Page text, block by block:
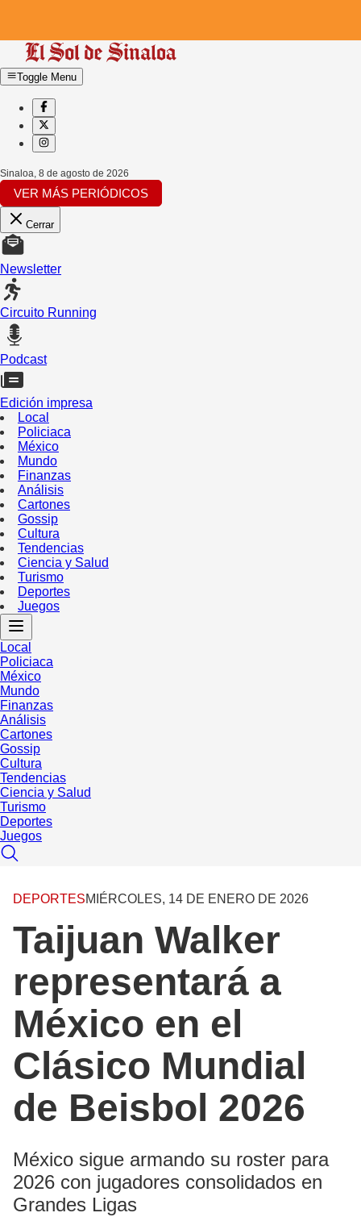
Toggle Menu
Sinaloa, 8 de agosto de 2026
VER MÁS PERIÓDICOS
Cerrar
Newsletter
Circuito Running
Podcast
Edición impresa
Local
Policiaca
México
Mundo
Finanzas
Análisis
Cartones
Gossip
Cultura
Tendencias
Ciencia y Salud
Turismo
Deportes
Juegos
Local
Policiaca
México
Mundo
Finanzas
Análisis
Cartones
Gossip
Cultura
Tendencias
Ciencia y Salud
Turismo
Deportes
Juegos
DEPORTESMIÉRCOLES, 14 DE ENERO DE 2026
Taijuan Walker
representará a
México en el
Clásico Mundial
de Beisbol 2026
México sigue armando su roster para
2026 con jugadores consolidados en
Grandes Ligas